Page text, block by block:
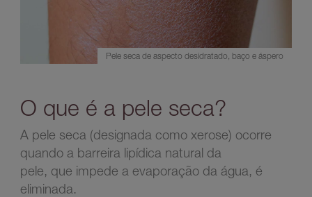
Pele seca de aspecto desidratado, baço e áspero
O que é a pele seca?
A pele seca (designada como xerose) ocorre
quando a barreira lipídica natural da
pele, que impede a evaporação da água, é
eliminada.